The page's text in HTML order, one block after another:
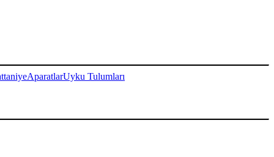
AparatlarUyku Tulumları